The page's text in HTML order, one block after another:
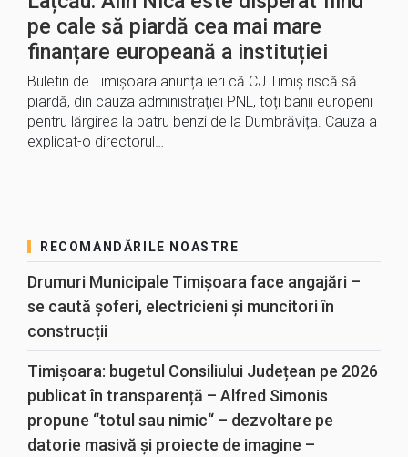
pe cale să piardă cea mai mare
finanțare europeană a instituției
Buletin de Timișoara anunța ieri că CJ Timiș riscă să
piardă, din cauza administrației PNL, toți banii europeni
pentru lărgirea la patru benzi de la Dumbrăvița. Cauza a
explicat-o directorul…
RECOMANDĂRILE NOASTRE
Drumuri Municipale Timișoara face angajări –
se caută șoferi, electricieni și muncitori în
construcții
Timișoara: bugetul Consiliului Județean pe 2026
publicat în transparență – Alfred Simonis
propune “totul sau nimic“ – dezvoltare pe
datorie masivă și proiecte de imagine –